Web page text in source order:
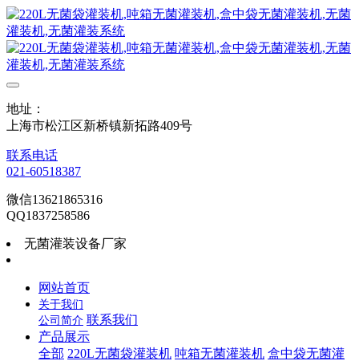
地址：
上海市松江区新桥镇新拓路409号
联系电话
021-60518387
微信13621865316
QQ1837258586
无菌灌装设备厂家
网站首页
关于我们
公司简介 联系我们
产品展示
全部 220L无菌袋灌装机 吨箱无菌灌装机 盒中袋无菌灌